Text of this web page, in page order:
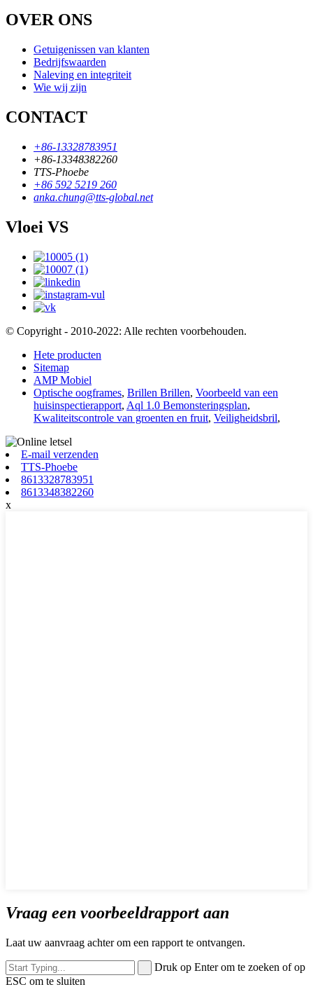
OVER ONS
Getuigenissen van klanten
Bedrijfswaarden
Naleving en integriteit
Wie wij zijn
CONTACT
+86-13328783951
+86-13348382260
TTS-Phoebe
+86 592 5219 260
anka.chung@tts-global.net
Vloei VS
© Copyright - 2010-2022: Alle rechten voorbehouden.
Hete producten
Sitemap
AMP Mobiel
Optische oogframes, Brillen Brillen, Voorbeeld van een
huisinspectierapport, Aql 1.0 Bemonsteringsplan,
Kwaliteitscontrole van groenten en fruit, Veiligheidsbril,
E-mail verzenden
TTS-Phoebe
8613328783951
8613348382260
x
Vraag een voorbeeldrapport aan
Laat uw aanvraag achter om een ​​rapport te ontvangen.
Druk op Enter om te zoeken of op
ESC om te sluiten